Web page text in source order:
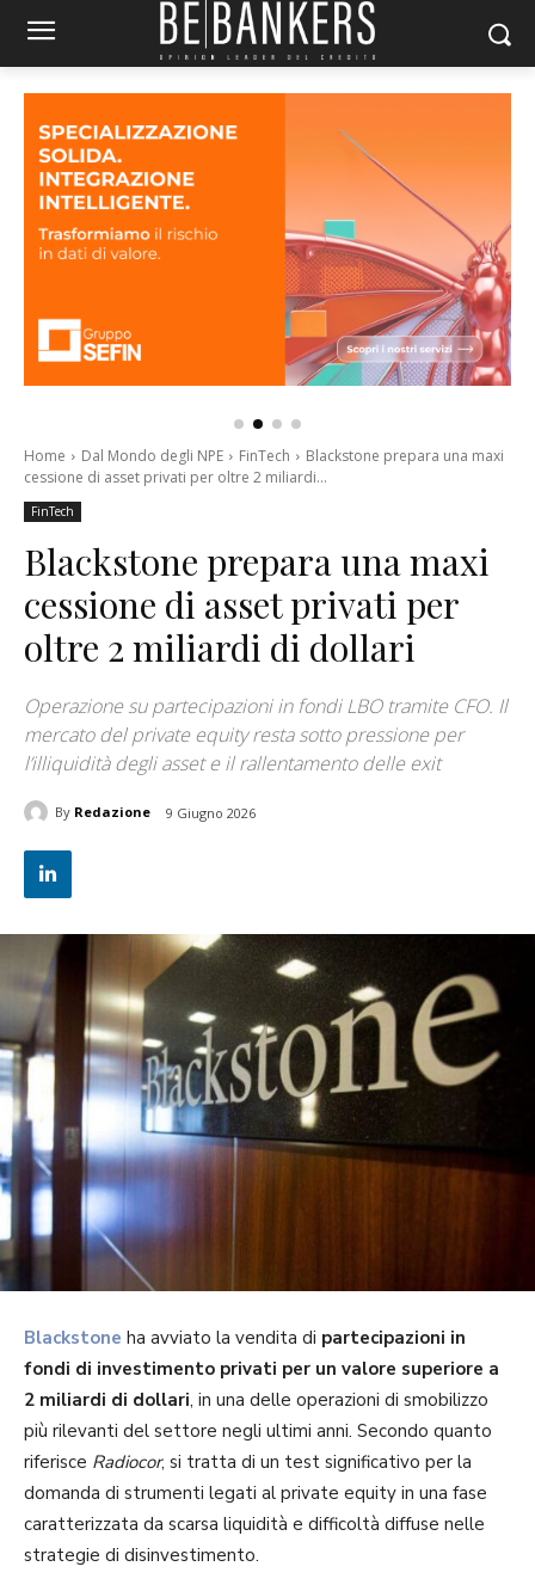
Home Dal Mondo degli NPE FinTech
Blackstone prepara una maxi
cessione di asset privati per oltre 2 miliardi...
FinTech
Blackstone prepara una maxi
cessione di asset privati per
oltre 2 miliardi di dollari
Operazione su partecipazioni in fondi LBO tramite CFO. Il
mercato del private equity resta sotto pressione per
l’illiquidità degli asset e il rallentamento delle exit
By Redazione 9 Giugno 2026
Blackstone ha avviato la vendita di partecipazioni in
fondi di investimento privati per un valore superiore a
2 miliardi di dollari, in una delle operazioni di smobilizzo
più rilevanti del settore negli ultimi anni. Secondo quanto
riferisce Radiocor, si tratta di un test significativo per la
domanda di strumenti legati al private equity in una fase
caratterizzata da scarsa liquidità e difficoltà diffuse nelle
strategie di disinvestimento.